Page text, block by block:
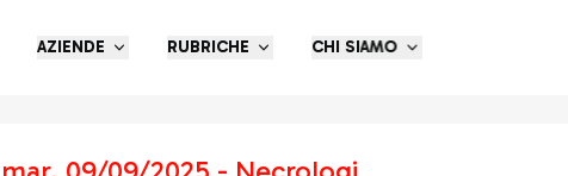
AZIENDE RUBRICHE CHI SIAMO